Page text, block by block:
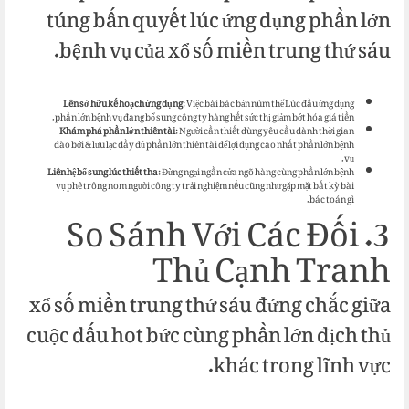
túng bấn quyết lúc ứng dụng phần lớn
bệnh vụ của xổ số miền trung thứ sáu.
Lên sở hữu kế hoạch ứng dụng: Việc bài bác bản núm thể Lúc đầu ứng dụng
phần lớn bệnh vụ đang bổ sung công ty hàng hết sức thị giảm bớt hóa giá tiền.
Khám phá phần lớn thiên tài: Người cần thiết dùng yêu cầu dành thời gian
đào bới & lưu lạc đầy đủ phần lớn thiên tài để lợi dụng cao nhất phần lớn bệnh
vụ.
Liên hệ bổ sung lúc thiết tha: Đừng ngại ngần cửa ngõ hàng cùng phần lớn bệnh
vụ phê trông nom người công ty trải nghiệm nếu cũng như gặp mặt bất kỳ bài
bác toán gì.
3. So Sánh Với Các Đối
Thủ Cạnh Tranh
xổ số miền trung thứ sáu đứng chắc giữa
cuộc đấu hot bức cùng phần lớn địch thủ
khác trong lĩnh vực.